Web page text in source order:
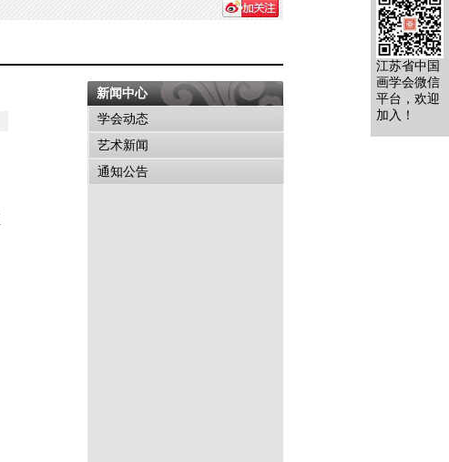
新闻中心
学会动态
艺术新闻
通知公告
江苏省中国
画学会微信
平台，欢迎
加入！